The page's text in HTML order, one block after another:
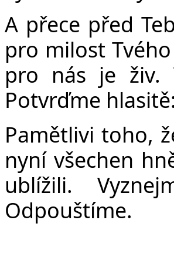
A přece před
pro milost
pro nás je živ.
Potvrďme
Pamětlivi toho,
nyní všechen
ublížili.
Odpouštíme.